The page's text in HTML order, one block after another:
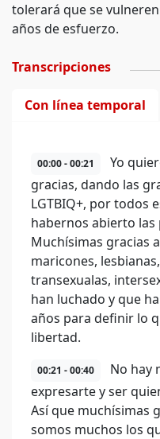
tolerará que se
años de esfuerzo.
Transcripciones
Con línea temporal
00:00 - 00:21
Yo
gracias, dando las
LGTBIQ+, por todos
habernos abierto
Muchísimas gracias
maricones,
transexualas,
han luchado y que
años para definir lo
libertad.
00:21 - 00:40
No hay
expresarte y ser
Así que muchísimas
somos muchos los